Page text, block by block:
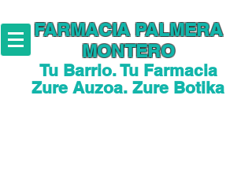
FARMACIA PALMERA
MONTERO
Tu Barrio. Tu Farmacia
Zure Auzoa. Zure Botika